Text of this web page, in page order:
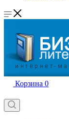
Корзина 0